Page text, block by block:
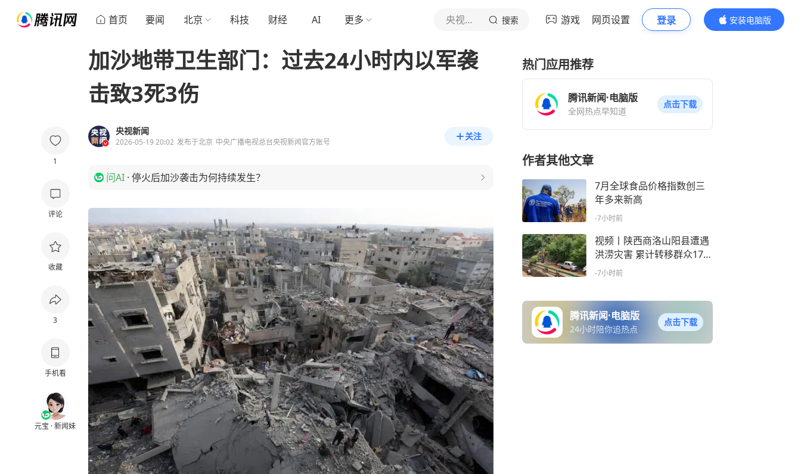
首页 要闻 北京 科技 财经 AI 更多 央视新闻 搜索 游戏 网页设置 登录
安装电脑版
内容更精彩
1
评论
收藏
3
手机看
元宝 · 新闻妹
加沙地带卫生部门：过去24小时内以军袭
击致3死3伤
央视新闻
2026-05-19 20:02 发布于北京 中央广播电视总台央视新闻官方账号
关注
问AI · 停火后加沙袭击为何持续发生？
热门应用推荐
腾讯新闻·电脑版
全网热点早知道
点击下载
作者其他文章
7月全球食品价格指数创三
年多来新高
-7小时前
视频丨陕西商洛山阳县遭遇
洪涝灾害 累计转移群众170
00余人
-7小时前
腾讯新闻·电脑版
24小时陪你追热点
点击下载